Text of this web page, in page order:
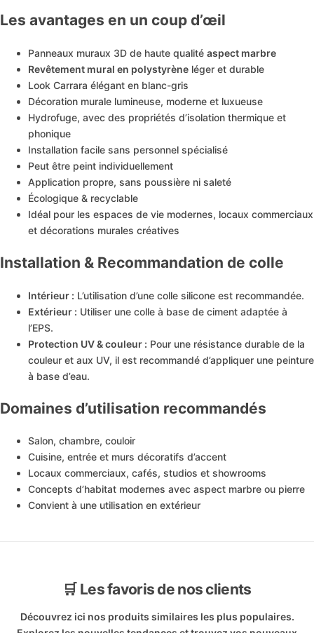
Les avantages en un coup d’œil
Panneaux muraux 3D de haute qualité aspect marbre
Revêtement mural en polystyrène léger et durable
Look Carrara élégant en blanc-gris
Décoration murale lumineuse, moderne et luxueuse
Hydrofuge, avec des propriétés d’isolation thermique et
phonique
Installation facile sans personnel spécialisé
Peut être peint individuellement
Application propre, sans poussière ni saleté
Écologique & recyclable
Idéal pour les espaces de vie modernes, locaux commerciaux
et décorations murales créatives
Installation & Recommandation de colle
Intérieur : L’utilisation d’une colle silicone est recommandée.
Extérieur : Utiliser une colle à base de ciment adaptée à
l’EPS.
Protection UV & couleur : Pour une résistance durable de la
couleur et aux UV, il est recommandé d’appliquer une peinture
à base d’eau.
Domaines d’utilisation recommandés
Salon, chambre, couloir
Cuisine, entrée et murs décoratifs d’accent
Locaux commerciaux, cafés, studios et showrooms
Concepts d’habitat modernes avec aspect marbre ou pierre
Convient à une utilisation en extérieur
🛒 Les favoris de nos clients
Découvrez ici nos produits similaires les plus populaires.